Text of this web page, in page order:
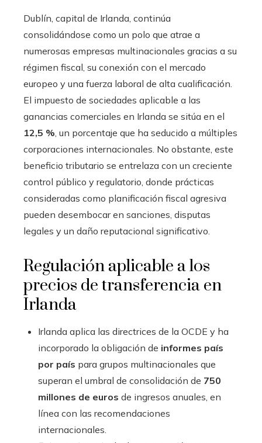
Dublín, capital de Irlanda, continúa
consolidándose como un polo que atrae a
numerosas empresas multinacionales gracias a su
régimen fiscal, su conexión con el mercado
europeo y una fuerza laboral de alta cualificación.
El impuesto de sociedades aplicable a las
ganancias comerciales en Irlanda se sitúa en el
12,5 %, un porcentaje que ha seducido a múltiples
corporaciones internacionales. No obstante, este
beneficio tributario se entrelaza con un creciente
control público y regulatorio, donde prácticas
consideradas como planificación fiscal agresiva
pueden desembocar en sanciones, disputas
legales y un daño reputacional significativo.
Regulación aplicable a los
precios de transferencia en
Irlanda
Irlanda aplica las directrices de la OCDE y ha
incorporado la obligación de informes país
por país para grupos multinacionales que
superan el umbral de consolidación de 750
millones de euros de ingresos anuales, en
línea con las recomendaciones
internacionales.